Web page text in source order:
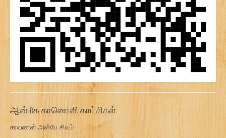
ஆன்மீக கானொளி காட்சிகள்:
சரவணன் அன்பே சிவம்